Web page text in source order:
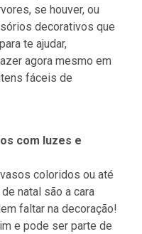
se houver, ou
decorativos que
te ajudar,
agora mesmo em
fáceis de
com luzes e
coloridos ou até
natal são a cara
faltar na decoração!
e pode ser parte de